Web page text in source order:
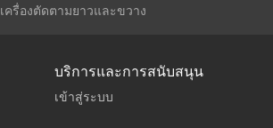
เครื่องตัดตามยาวและขวาง
บริการและการสนับสนุน
เข้าสู่ระบบ